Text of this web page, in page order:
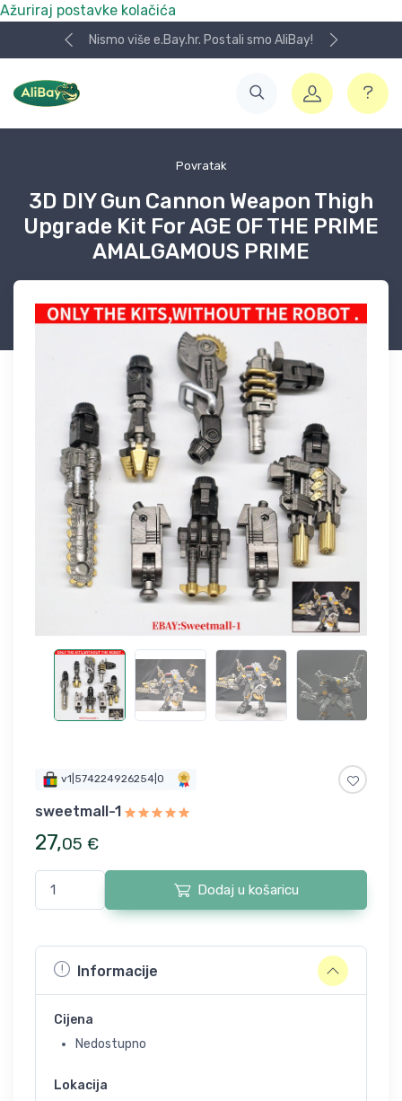
Ažuriraj postavke kolačića
Nismo više e.Bay.hr. Postali smo AliBay!
Povratak
3D DIY Gun Cannon Weapon Thigh
Upgrade Kit For AGE OF THE PRIME
AMALGAMOUS PRIME
v1|574224926254|0
sweetmall-1
27,05 €
Dodaj u košaricu
Informacije
Cijena
Nedostupno
Lokacija